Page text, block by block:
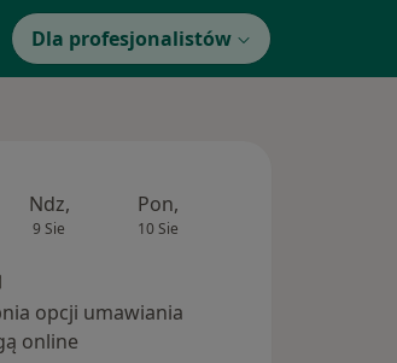
Dla profesjonalistów
Ndz,
9 Sie
Pon,
10 Sie
opcji umawiania
online